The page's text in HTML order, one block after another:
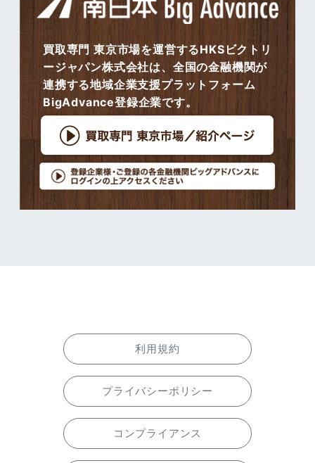
買取専門 東京市場を運営するHKSビクトリ
ージャパン株式会社は、全国の金融機関が
連携する地域企業支援プラットフォーム
BigAdvance登録企業です。
利用規約
プライバシーポリシー
コンプライアンス